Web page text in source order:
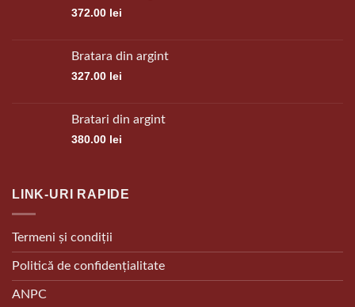
372.00 lei
Bratara din argint
327.00 lei
Bratari din argint
380.00 lei
LINK-URI RAPIDE
Termeni și condiții
Politică de confidențialitate
ANPC